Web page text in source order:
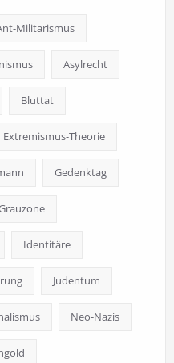
Militarismus
Asylrecht
Bluttat
Extremismus-Theorie
Gedenktag
Identitäre
Judentum
Neo-Nazis